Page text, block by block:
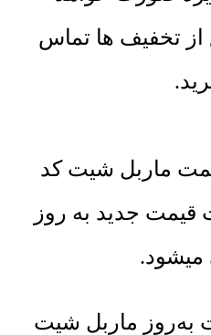
از تخفیف ها تماس
ماربل شیت کد
قیمت جدید به روز
میشود.
به‌روز ماربل شیت